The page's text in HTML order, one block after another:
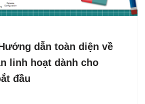
dẫn toàn diện về
linh hoạt dành cho
đầu